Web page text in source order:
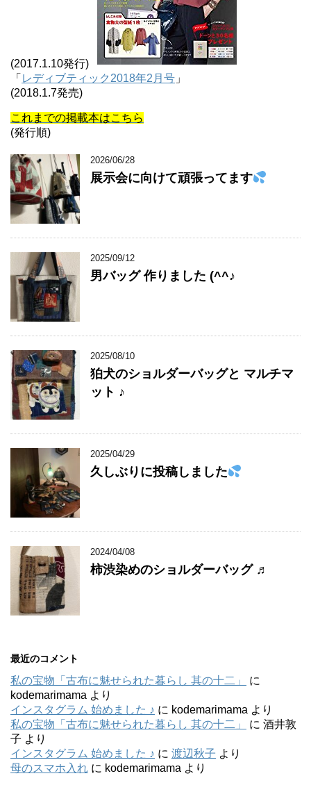
(2017.1.10発行)
「 レディブティック2018年2月号 」
(2018.1.7発売)
これまでの掲載本はこちら
(発行順)
2026/06/28
展示会に向けて頑張ってます
2025/09/12
男バッグ 作りました (^^♪
2025/08/10
狛犬のショルダーバッグと マルチマ
ット ♪
2025/04/29
久しぶりに投稿しました
2024/04/08
柿渋染めのショルダーバッグ ♬
最近のコメント
私の宝物「古布に魅せられた暮らし 其の十二」
に
kodemarimama より
インスタグラム 始めました ♪ に kodemarimama より
私の宝物「古布に魅せられた暮らし 其の十二」
に 酒井敦
子 より
インスタグラム 始めました ♪ に 渡辺秋子 より
母のスマホ入れ に kodemarimama より